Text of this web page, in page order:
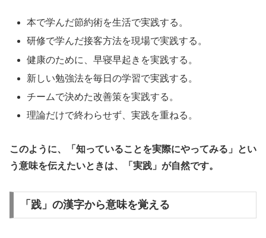
本で学んだ節約術を生活で実践する。
研修で学んだ接客方法を現場で実践する。
健康のために、早寝早起きを実践する。
新しい勉強法を毎日の学習で実践する。
チームで決めた改善策を実践する。
理論だけで終わらせず、実践を重ねる。
このように、「知っていることを実際にやってみる」とい
う意味を伝えたいときは、「実践」が自然です。
「践」の漢字から意味を覚える